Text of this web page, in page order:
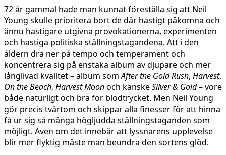
72 år gammal hade man kunnat föreställa sig att Neil
Young skulle prioritera bort de där hastigt påkomna och
ännu hastigare utgivna provokationerna, experimenten
och hastiga politiska ställningstagandena. Att i den
åldern dra ner på tempo och temperament och
koncentrera sig på enstaka album av djupare och mer
långlivad kvalitet – album somAfter the Gold Rush, Harvest,
On the Beach, Harvest Moonoch kanskeSilver & Gold– vore
både naturligt och bra för blodtrycket. Men Neil Young
gör precis tvärtom och skippar alla finesser för att hinna
få ur sig så många högljudda ställningstaganden som
möjligt. Även om det innebär att lyssnarens upplevelse
blir mer flyktig måste man beundra den sortens glöd.